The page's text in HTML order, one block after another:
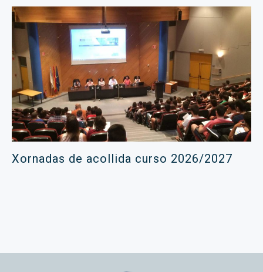
Xornadas de acollida curso 2026/2027